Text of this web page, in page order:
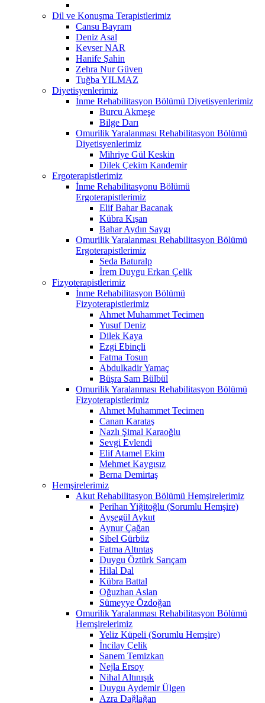
Dil ve Konuşma Terapistlerimiz
Cansu Bayram
Deniz Asal
Kevser NAR
Hanife Şahin
Zehra Nur Güven
Tuğba YILMAZ
Diyetisyenlerimiz
İnme Rehabilitasyon Bölümü Diyetisyenlerimiz
Burcu Akmeşe
Bilge Darı
Omurilik Yaralanması Rehabilitasyon Bölümü
Diyetisyenlerimiz
Mihriye Gül Keskin
Dilek Çekim Kandemir
Ergoterapistlerimiz
İnme Rehabilitasyonu Bölümü
Ergoterapistlerimiz
Elif Bahar Bacanak
Kübra Kışan
Bahar Aydın Saygı
Omurilik Yaralanması Rehabilitasyon Bölümü
Ergoterapistlerimiz
Seda Baturalp
İrem Duygu Erkan Çelik
Fizyoterapistlerimiz
İnme Rehabilitasyon Bölümü
Fizyoterapistlerimiz
Ahmet Muhammet Tecimen
Yusuf Deniz
Dilek Kaya
Ezgi Ebinçli
Fatma Tosun
Abdulkadir Yamaç
Büşra Sam Bülbül
Omurilik Yaralanması Rehabilitasyon Bölümü
Fizyoterapistlerimiz
Ahmet Muhammet Tecimen
Canan Karataş
Nazlı Şimal Karaoğlu
Sevgi Evlendi
Elif Atamel Ekim
Mehmet Kaygısız
Berna Demirtaş
Hemşirelerimiz
Akut Rehabilitasyon Bölümü Hemşirelerimiz
Perihan Yiğitoğlu (Sorumlu Hemşire)
Ayşegül Aykut
Aynur Çağan
Sibel Gürbüz
Fatma Altıntaş
Duygu Öztürk Sarıçam
Hilal Dal
Kübra Battal
Oğuzhan Aslan
Sümeyye Özdoğan
Omurilik Yaralanması Rehabilitasyon Bölümü
Hemşirelerimiz
Yeliz Küpeli (Sorumlu Hemşire)
İncilay Çelik
Sanem Temizkan
Nejla Ersoy
Nihal Altınışık
Duygu Aydemir Ülgen
Azra Dağlağan